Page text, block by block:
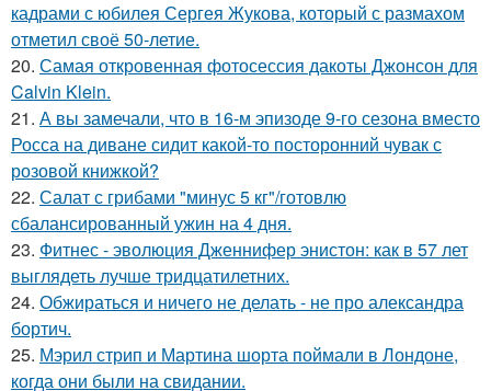
кадрами с юбилея Сергея Жукова, который с размахом
отметил своё 50-летие.
20. Самая откровенная фотосессия дакоты Джонсон для
Calvin Klein.
21. А вы замечали, что в 16-м эпизоде 9-го сезона вместо
Росса на диване сидит какой-то посторонний чувак с
розовой книжкой?
22. Салат с грибами "минус 5 кг"/готовлю
сбалансированный ужин на 4 дня.
23. Фитнес - эволюция Дженнифер энистон: как в 57 лет
выглядеть лучше тридцатилетних.
24. Обжираться и ничего не делать - не про александра
бортич.
25. Мэрил стрип и Мартина шорта поймали в Лондоне,
когда они были на свидании.